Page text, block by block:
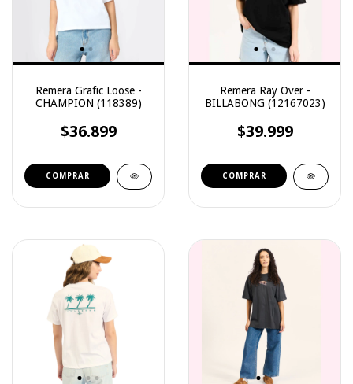
Remera Grafic Loose -
CHAMPION (118389)
$36.899
COMPRAR
Remera Ray Over -
BILLABONG (12167023)
$39.999
COMPRAR